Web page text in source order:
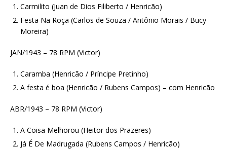
Carmilito (Juan de Dios Filiberto / Henricão)
Festa Na Roça (Carlos de Souza / Antônio Morais / Bucy
Moreira)
JAN/1943 – 78 RPM (Victor)
Caramba (Henricão / Príncipe Pretinho)
A festa é boa (Henricão / Rubens Campos) – com Henricão
ABR/1943 – 78 RPM (Victor)
A Coisa Melhorou (Heitor dos Prazeres)
Já É De Madrugada (Rubens Campos / Henricão)